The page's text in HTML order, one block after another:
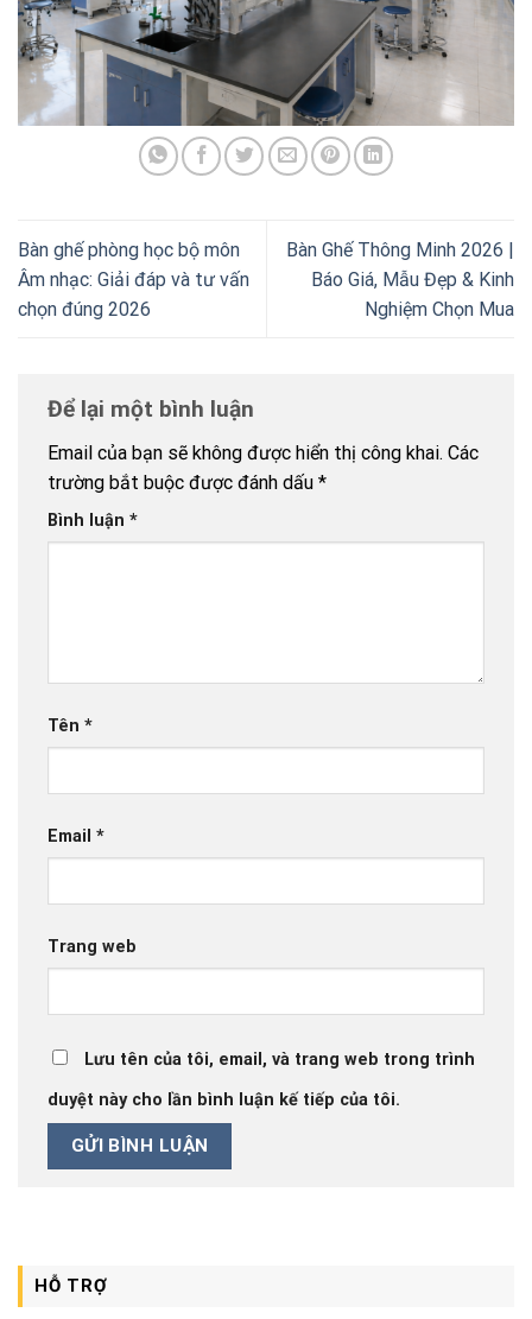
Bàn ghế phòng học bộ môn
Âm nhạc: Giải đáp và tư vấn
chọn đúng 2026
Bàn Ghế Thông Minh 2026 |
Báo Giá, Mẫu Đẹp & Kinh
Nghiệm Chọn Mua
Để lại một bình luận
Email của bạn sẽ không được hiển thị công khai. Các
trường bắt buộc được đánh dấu *
Bình luận *
Tên *
Email *
Trang web
Lưu tên của tôi, email, và trang web trong trình
duyệt này cho lần bình luận kế tiếp của tôi.
HỖ TRỢ